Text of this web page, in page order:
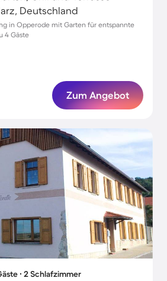
Deutschland
in Opperode mit Garten für entspannte
4 Gäste
Zum Angebot
∙ 2 Schlafzimmer